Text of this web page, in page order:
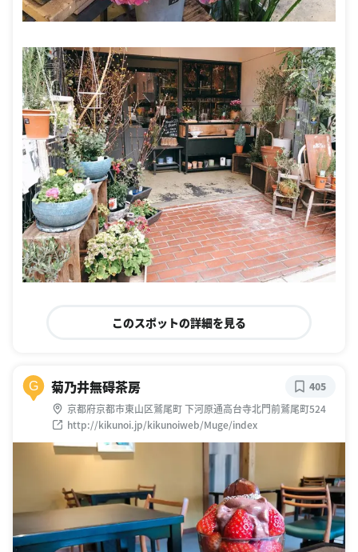
このスポットの詳細を見る
G 菊乃井無碍茶房
京都府京都市東山区鷲尾町 下河原通高台寺北門前鷲尾町524
http://kikunoi.jp/kikunoiweb/Muge/index
405